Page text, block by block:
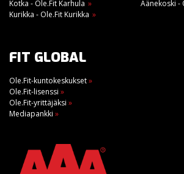
Kotka - Ole.Fit Karhula
Kurikka - Ole.Fit Kurikka
Äänekoski -
FIT GLOBAL
Ole.Fit-kuntokeskukset»
Ole.Fit-lisenssi »
Ole.Fit-yrittäjäksi »
Mediapankki »